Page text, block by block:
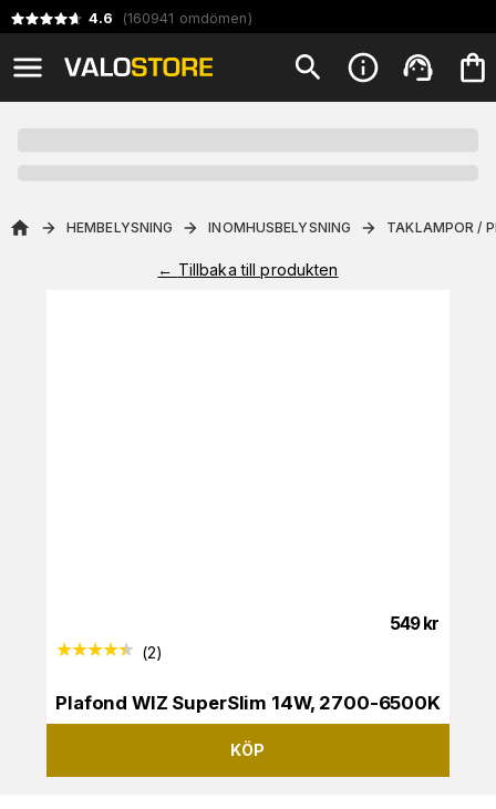
4.6 (160941 omdömen)
HEMBELYSNING INOMHUSBELYSNING TAKLAMPOR /
← Tillbaka till produkten
549 kr
(2)
Plafond WIZ SuperSlim 14W, 2700-6500K
KÖP